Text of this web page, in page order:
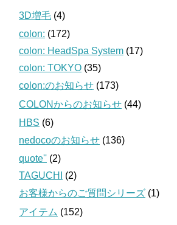
3D増毛 (4)
colon: (172)
colon: HeadSpa System (17)
colon: TOKYO (35)
colon:のお知らせ (173)
COLONからのお知らせ (44)
HBS (6)
nedocoのお知らせ (136)
quote'' (2)
TAGUCHI
(2)
お客様からのご質問シリーズ (1)
アイテム (152)